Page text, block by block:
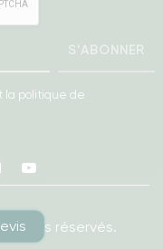
S'ABONNER
la politique de
Linkedin
droits réservés.